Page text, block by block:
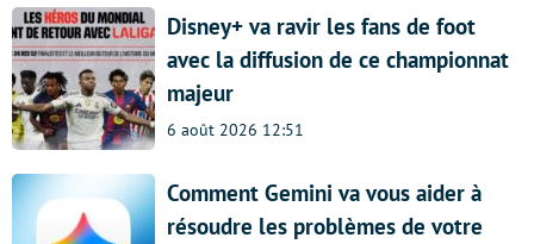
Disney+ va ravir les fans de foot
avec la diffusion de ce championnat
majeur
6 août 2026 12:51
Comment Gemini va vous aider à
résoudre les problèmes de votre